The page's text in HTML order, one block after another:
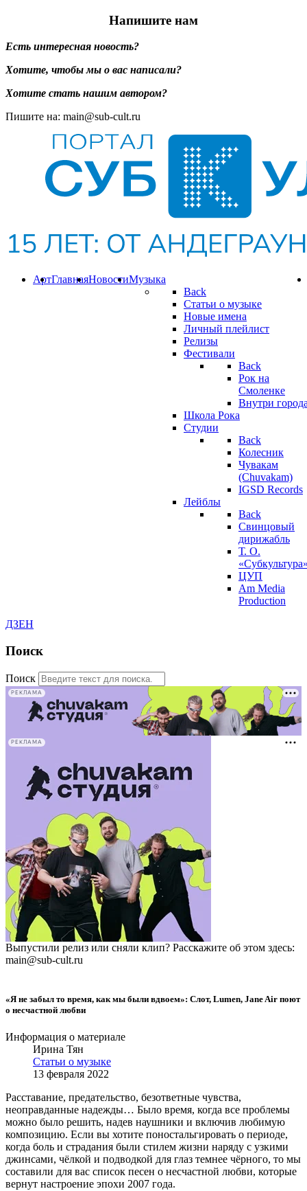
Напишите нам
Есть интересная новость?
Хотите, чтобы мы о вас написали?
Хотите стать нашим автором?
Пишите на: main@sub-cult.ru
Музыка
Back
Статьи о музыке
Новые имена
Личный плейлист
Релизы
Фестивали
Back
Рок на
Смоленке
Внутри
Школа Рока
Студии
Back
Колесник
Чувакам
(Chuvakam)
IGSD Records
Лейблы
Back
Свинцовый
дирижабль
Т. О.
ЦУП
Am Media
Production
Новости
Главная
Арт
ДЗЕН
Поиск
Поиск
РЕКЛАМА
РЕКЛАМА
Выпустили релиз или сняли клип? Расскажите об этом здесь:
main@sub-cult.ru
«Я не забыл то время, как мы были вдвоем»: Слот, Lumen, Jane Air поют
о несчастной любви
Информация о материале
Ирина Тян
Статьи о музыке
13 февраля 2022
Расставание, предательство, безответные чувства,
неоправданные надежды… Было время, когда все проблемы
можно было решить, надев наушники и включив любимую
композицию. Если вы хотите поностальгировать о периоде,
когда боль и страдания были стилем жизни наряду с узкими
джинсами, чёлкой и подводкой для глаз темнее чёрного, то мы
составили для вас список песен о несчастной любви, которые
вернут настроение эпохи 2007 года.